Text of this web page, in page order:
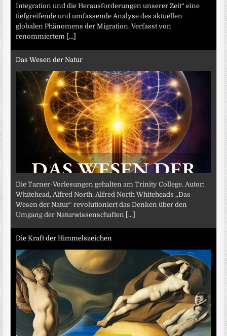
Integration und die Herausforderungen unserer Zeit“ eine
tiefgreifende und umfassende Analyse des aktuellen
globalen Phänomens der Migration. Verfasst von
renommiertem
[...]
Das Wesen der Natur
Die Tarner-Vorlesungen gehalten am Trinity College. Autor:
Whitehead, Alfred North. Alfred North Whiteheads „Das
Wesen der Natur“ revolutioniert das Denken über den
Umgang der Naturwissenschaften
[...]
Die Kraft der Himmelszeichen